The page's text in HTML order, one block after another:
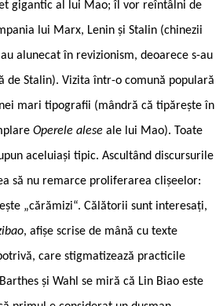
gigantic al lui Mao; îl vor reîntâlni de
lui Marx, Lenin și Stalin (chinezii
alunecat în revizionism, deoarece s-au
de Stalin). Vizita într-o comună populară
mari tipografii (mândră că tipărește în
Operele alese ale lui Mao). Toate
aceluiași tipic. Ascultând discursurile
să nu remarce proliferarea clișeelor:
„cărămizi“. Călătorii sunt interesați,
, afișe scrise de mână cu texte
care stigmatizează practicile
și Wahl se miră că Lin Biao este